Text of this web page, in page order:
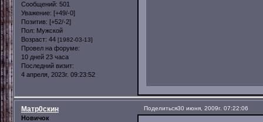
Сообщений: 501
Уважение: [+49/-0]
Позитив: [+52/-2]
Пол: Мужской
Возраст: 44 [1982-03-13]
Провел на форуме:
10 дней 23 часа
Последний визит:
4 апреля, 2023г. 09:23:52
Поделиться30 июня, 2009г. 07:22:06
Матр0скин
Новичок